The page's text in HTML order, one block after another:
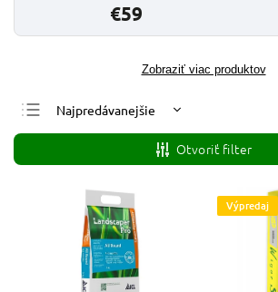
€59
Zobraziť viac produktov
Najpredávanejšie
Najlacnejšie
Najdrahšie
Abecedne
Otvoriť filter
Výpredaj